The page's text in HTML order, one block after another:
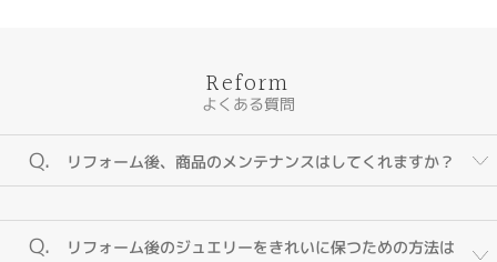
Reform
よくある質問
Q. リフォーム後、商品のメンテナンスはしてくれますか？
A.
はい、いつでも何回でもメンテナンスにお立ち寄りくださ
い。
Q.
リフォーム後のジュエリーをきれいに保つための方法は